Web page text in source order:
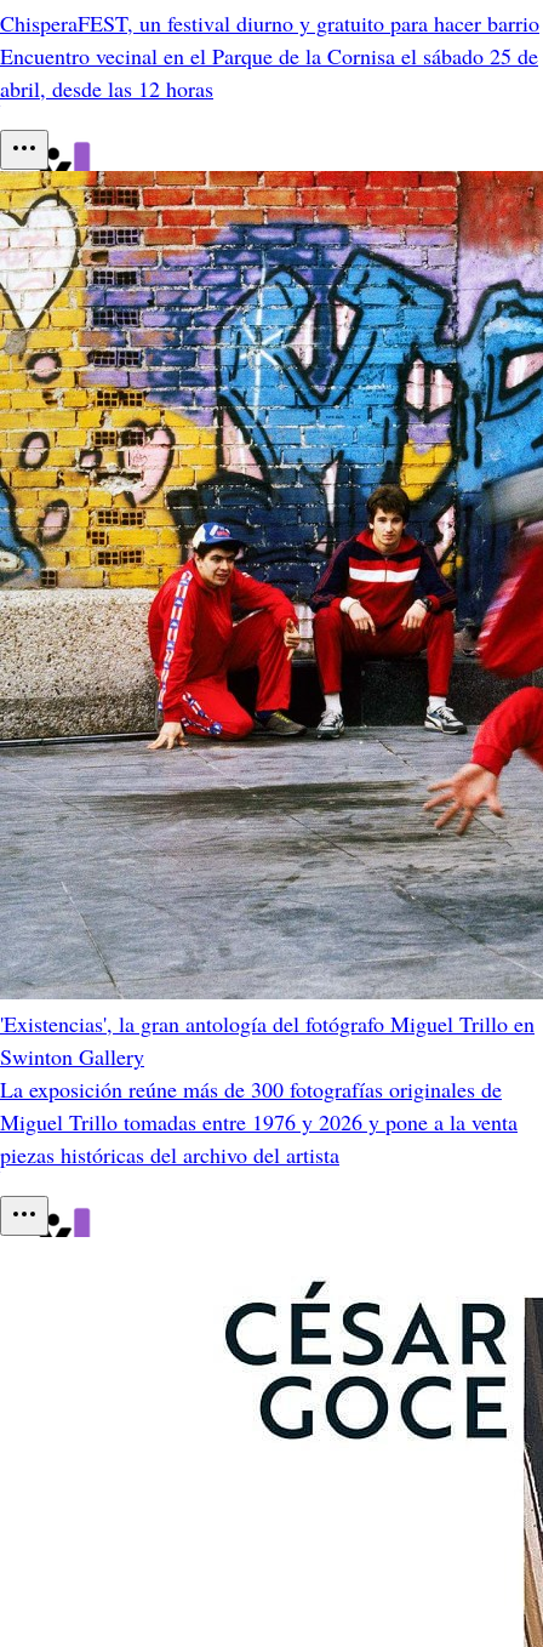
ChisperaFEST, un festival diurno y gratuito para hacer barrio
Encuentro vecinal en el Parque de la Cornisa el sábado 25 de
abril, desde las 12 horas
'Existencias', la gran antología del fotógrafo Miguel Trillo en
Swinton Gallery
La exposición reúne más de 300 fotografías originales de
Miguel Trillo tomadas entre 1976 y 2026 y pone a la venta
piezas históricas del archivo del artista